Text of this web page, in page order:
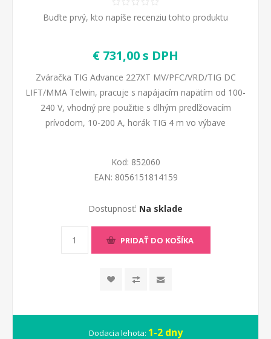
Buďte prvý, kto napíše recenziu tohto produktu
€ 731,00 s DPH
Zváračka TIG Advance 227XT MV/PFC/VRD/TIG DC
LIFT/MMA Telwin, pracuje s napájacím napätím od 100-
240 V, vhodný pre použitie s dlhým predlžovacím
prívodom, 10-200 A, horák TIG 4 m vo výbave
Kod: 852060
EAN: 8056151814159
Dostupnosť: Na sklade
PRIDAŤ DO KOŠÍKA
Dodacia lehota: 1-2 dny